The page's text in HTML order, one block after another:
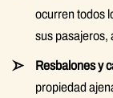
ocurren todos
sus pasajeros,
Resbalones y
propiedad